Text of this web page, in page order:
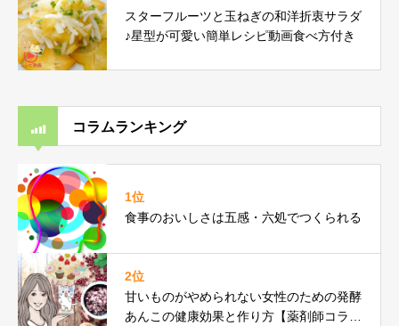
スターフルーツと玉ねぎの和洋折衷サラダ
♪星型が可愛い簡単レシピ動画食べ方付き
コラムランキング
1位
食事のおいしさは五感・六処でつくられる
2位
甘いものがやめられない女性のための発酵
あんこの健康効果と作り方【薬剤師コラ